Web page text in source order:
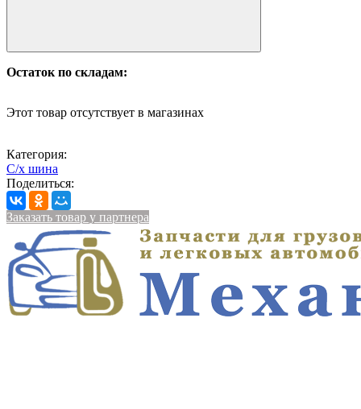
Остаток по складам:
Этот товар отсутствует в магазинах
Категория:
С/х шина
Поделиться:
Заказать товар у партнера